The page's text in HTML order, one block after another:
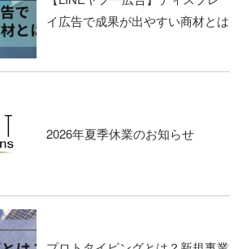
イ広告で成果が出やすい商材とは
2026年夏季休業のお知らせ